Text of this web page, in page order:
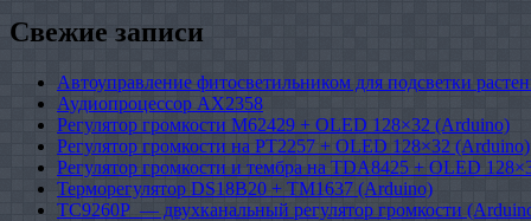
Свежие записи
Автоуправление фитосветильником для подсветки
Аудиопроцессор AX2358
Регулятор громкости M62429 + OLED 128×32 (Arduino)
Регулятор громкости на PT2257 + OLED 128×32 (Arduino)
Регулятор громкости и тембра на TDA8425 + OLED
Терморегулятор DS18B20 + TM1637 (Arduino)
TC9260P — двухканальный регулятор громкости